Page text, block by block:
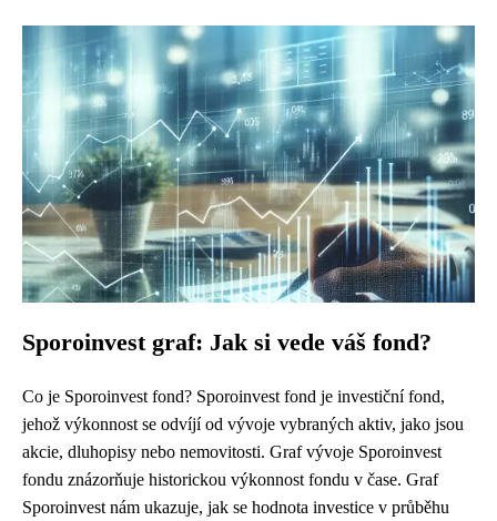
Sporoinvest graf: Jak si vede váš fond?
Co je Sporoinvest fond? Sporoinvest fond je investiční fond,
jehož výkonnost se odvíjí od vývoje vybraných aktiv, jako jsou
akcie, dluhopisy nebo nemovitosti. Graf vývoje Sporoinvest
fondu znázorňuje historickou výkonnost fondu v čase. Graf
Sporoinvest nám ukazuje, jak se hodnota investice v průběhu